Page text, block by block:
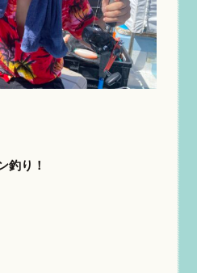
釣り！